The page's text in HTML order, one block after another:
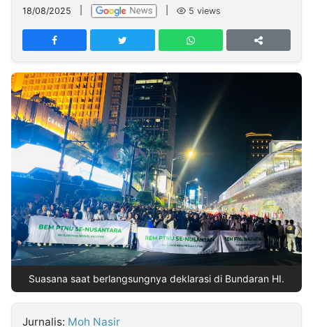
PT
TREETAN
MULTIMEDIA
INDONESIA
Partner
Insight
NTB
Suara
Time
Lens
IDN
Daily
Jogja
Jalan
Rakyat
Idealita
News
Kita
Notice
Dinamikapost.com
Radar
Baru
Seedbacklink
Follow
Kabarbaru
18/08/2025 5 views
Suasana saat berlangsungnya deklarasi di Bundaran HI.
Jurnalis: Moh Nasir